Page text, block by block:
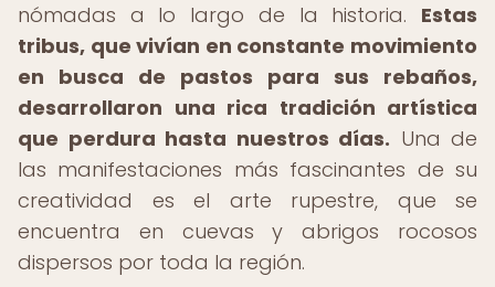
nómadas a lo largo de la historia. Estas
tribus, que vivían en constante movimiento
en busca de pastos para sus rebaños,
desarrollaron una rica tradición artística
que perdura hasta nuestros días. Una de
las manifestaciones más fascinantes de su
creatividad es el arte rupestre, que se
encuentra en cuevas y abrigos rocosos
dispersos por toda la región.